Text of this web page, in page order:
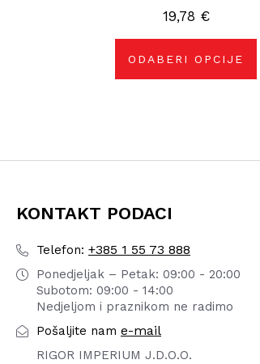
19,78 €
ODABERI OPCIJE
se
odabrati
stranici
proizvoda
KONTAKT PODACI
Telefon: +385 1 55 73 888
Ponedjeljak – Petak: 09:00 - 20:00
Subotom: 09:00 - 14:00
Nedjeljom i praznikom ne radimo
Pošaljite nam e-mail
RIGOR IMPERIUM J.D.O.O.